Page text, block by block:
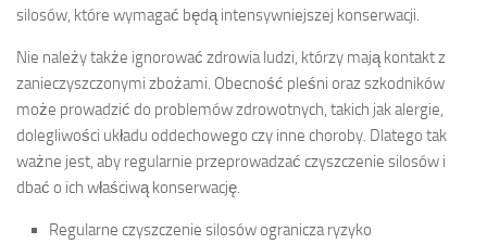
silosów, które wymagać będą intensywniejszej konserwacji.
Nie należy także ignorować zdrowia ludzi, którzy mają kontakt z
zanieczyszczonymi zbożami. Obecność pleśni oraz szkodników
może prowadzić do problemów zdrowotnych, takich jak alergie,
dolegliwości układu oddechowego czy inne choroby. Dlatego tak
ważne jest, aby regularnie przeprowadzać czyszczenie silosów i
dbać o ich właściwą konserwację.
Regularne czyszczenie silosów ogranicza ryzyko